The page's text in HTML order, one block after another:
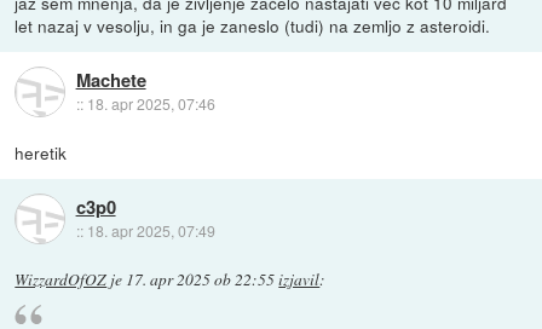
let nazaj v vesolju, in ga je zaneslo (tudi) na zemljo z asteroidi.
Machete
:: 18. apr 2025, 07:46
heretik
c3p0
:: 18. apr 2025, 07:49
WizzardOfOZ je 17. apr 2025 ob 22:55izjavil: